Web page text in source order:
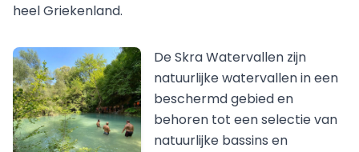
heel Griekenland.
De Skra Watervallen zijn
natuurlijke watervallen in een
beschermd gebied en
behoren tot een selectie van
natuurlijke bassins en